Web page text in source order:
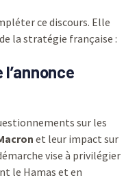
ce discours. Elle
la stratégie française :
sur les
et leur impact sur
vise à privilégier
le Hamas et en